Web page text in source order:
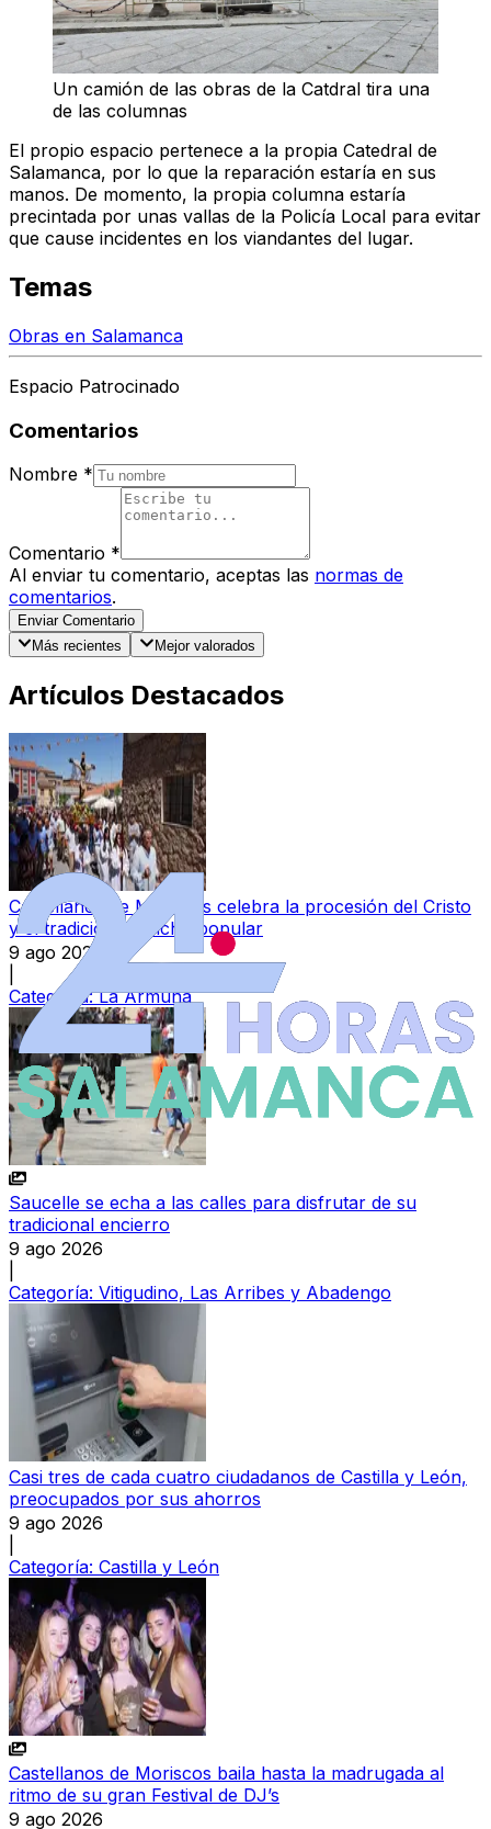
Un camión de las obras de la Catdral tira una
de las columnas
El propio espacio pertenece a la propia Catedral de
Salamanca, por lo que la reparación estaría en sus
manos. De momento, la propia columna estaría
precintada por unas vallas de la Policía Local para evitar
que cause incidentes en los viandantes del lugar.
Temas
Obras en Salamanca
Espacio Patrocinado
Comentarios
Nombre *
Comentario *
Al enviar tu comentario, aceptas las normas de
comentarios.
Enviar Comentario
Más recientes
Mejor valorados
Artículos Destacados
Castellanos de Moriscos celebra la procesión del Cristo
y el tradicional pincho popular
9 ago 2026
Categoría:La Armuña
Saucelle se echa a las calles para disfrutar de su
tradicional encierro
9 ago 2026
Categoría: Vitigudino, Las Arribes y Abadengo
Casi tres de cada cuatro ciudadanos de Castilla y León,
preocupados por sus ahorros
9 ago 2026
Categoría: Castilla y León
Castellanos de Moriscos baila hasta la madrugada al
ritmo de su gran Festival de DJ’s
9 ago 2026